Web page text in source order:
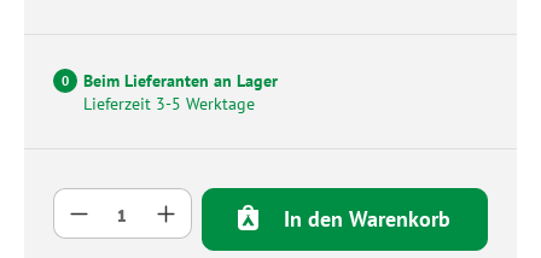
0
Beim Lieferanten an Lager
Lieferzeit 3-5 Werktage
Produkt Anzahl: Gib den gewünschten
In den Warenkorb